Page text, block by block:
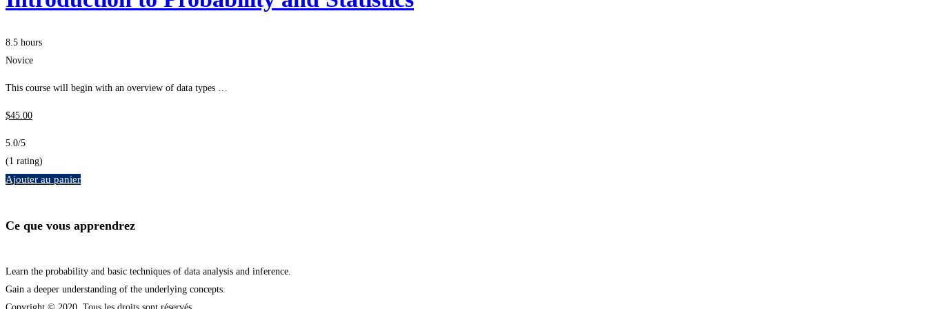
8.5 hours
Novice
This course will begin with an overview of data types …
$45 .00
5.0/5
(1 rating)
Ajouter au panier
Ce que vous apprendrez
Learn the probability and basic techniques of data analysis and inference.
Gain a deeper understanding of the underlying concepts.